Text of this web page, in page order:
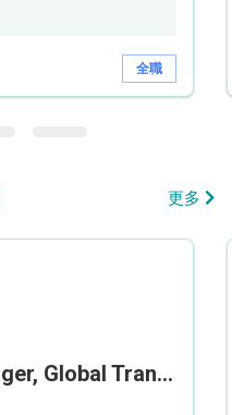
全職
更多
Product Sales Manager, Global Transaction Service (GTS)